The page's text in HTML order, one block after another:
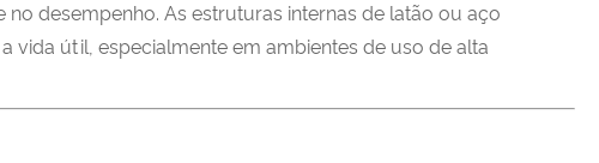
desempenho. As estruturas internas de latão ou aço
vida útil, especialmente em ambientes de uso de alta